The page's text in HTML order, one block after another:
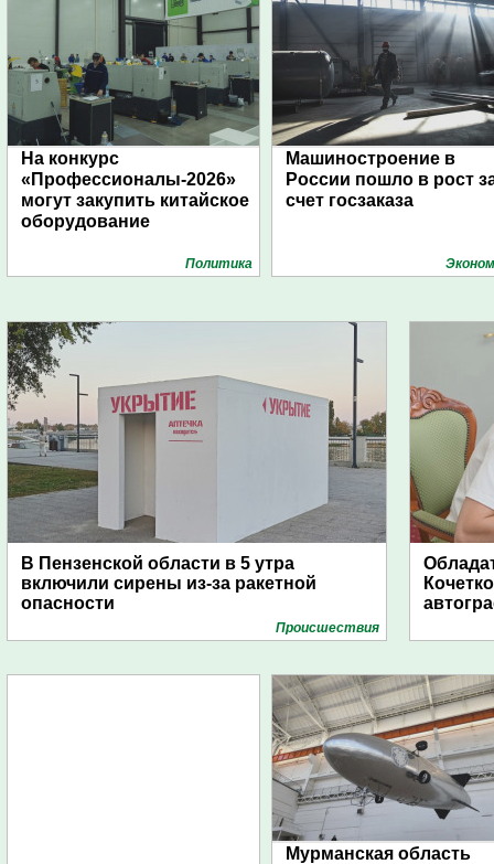
На конкурс
«Профессионалы-2026»
могут закупить китайское
оборудование
Политика
Машиностроение в
России пошло в рост
счет госзаказа
В Пензенской области в 5 утра
включили сирены из-за ракетной
опасности
Проиcшествия
Мурманская область